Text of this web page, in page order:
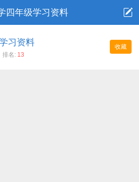
四年级学习资料
收藏
习资料
排名: 13